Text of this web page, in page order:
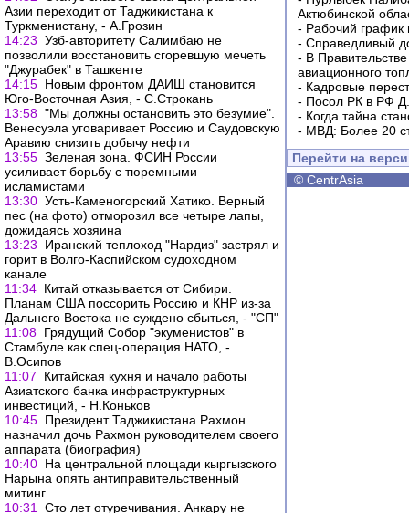
Азии переходит от Таджикистана к
Туркменистану, - А.Грозин
14:23 Узб-авторитету Салимбаю не
позволили восстановить сгоревшую мечеть
"Джурабек" в Ташкенте
14:15 Новым фронтом ДАИШ становится
Юго-Восточная Азия, - С.Строкань
13:58 "Мы должны остановить это безумие".
Венесуэла уговаривает Россию и Саудовскую
Аравию снизить добычу нефти
13:55 Зеленая зона. ФСИН России
усиливает борьбу с тюремными
исламистами
13:30 Усть-Каменогорский Хатико. Верный
пес (на фото) отморозил все четыре лапы,
дожидаясь хозяина
13:23
Иранский теплоход "Нардиз" застрял и
горит в Волго-Каспийском судоходном
канале
11:34 Китай отказывается от Сибири.
Планам США поссорить Россию и КНР из-за
Дальнего Востока не суждено сбыться, - "СП"
11:08 Грядущий Собор "экуменистов" в
Стамбуле как спец-операция НАТО, -
В.Осипов
11:07
Китайская кухня и начало работы
Азиатского банка инфраструктурных
инвестиций, - Н.Коньков
10:45 Президент Таджикистана Рахмон
назначил дочь Рахмон руководителем своего
аппарата (биография)
10:40 На центральной площади кыргызского
Нарына опять антиправительственный
митинг
10:31
Сто лет отуречивания. Анкару не
Актюбинской
- Рабочий график
- Справедливый
- В
авиационного
- Кадровые
- Посол РК в РФ
- Когда тайна
- МВД: Более 20
Перейти на
© CentrAsia